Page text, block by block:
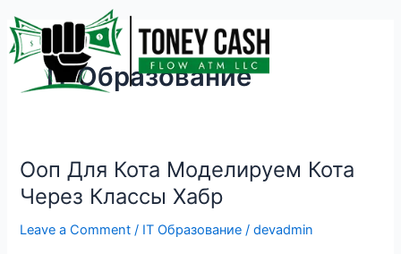
to
content
IT Образование
Ооп Для Кота Моделируем Кота
Через Классы Хабр
Leave a Comment / IT Образование /devadmin
Ооп
Для
Кота
Моделируем